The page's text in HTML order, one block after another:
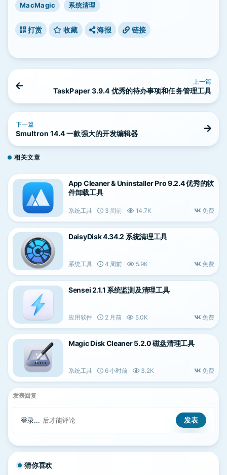
MacMagic 系统清理
打赏 收藏 海报 链接
上一篇
TaskPaper 3.9.4 优秀的待办事项和任务管理工具
下一篇
Smultron 14.4 一款强大的开发编辑器
相关文章
App Cleaner & Uninstaller Pro 9.2.4 优秀的软
件卸载工具
系统工具 3 周前 14.7K 免费
DaisyDisk 4.34.2 系统清理工具
系统工具 4 周前 5.9K 免费
Sensei 2.1.1 系统监测及清理工具
应用软件 2 月前 5.0K 免费
Magic Disk Cleaner 5.2.0 磁盘清理工具
系统工具 6 小时前 3.2K 免费
发表回复
登录... 后才能评论
猜你喜欢